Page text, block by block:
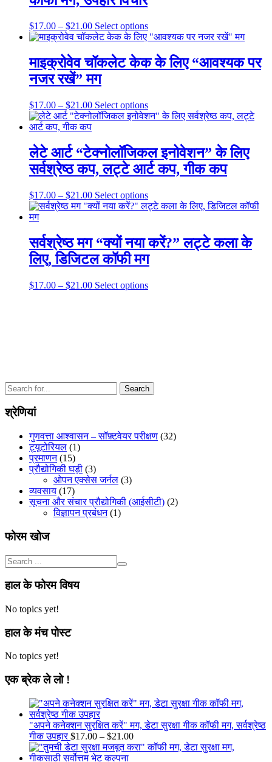
may
be
chosen
on
the
$17.00 – $21.00Price
range:
through
$21.00
Select optionsThis
product
multiple
variants.
may
be
chosen
the
product
page
माइक्रोवेव चॉकलेट केक के लिए “आवश्यक पर
नजर रखें” मग
$17.00 – $21.00Price
range:
$21.00
Select optionsThis
product
variants.
The
options
be
chosen
on
product
page
लेटे आर्ट “टेक्नोलॉजिकल इनोवेशन” के लिए
सर्वश्रेष्ठ कप, लट्टे आर्ट कप, गीक कप
$17.00 – $21.00Price
range:
$21.00
Select optionsThis
product
variants.
The
be
chosen
सर्वश्रेष्ठ मग “क्यों नया करें?” लट्टे कला के
लिए, डिजिटल कॉफी मग
$17.00 – $21.00Price
Select optionsThis
chosen
on
Search
for:
श्रेणियां
गुणवत्ता आश्वासन – सॉफ़्टवेयर परीक्षण (32)
ट्यूटोरियल (1)
प्रमाणन(15)
प्रौद्योगिकी घड़ी (3)
ओपन एक्सेस जर्नल (3)
व्यवसाय (17)
सूचना और संचार प्रौद्योगिकी (आईसीटी) (2)
विज्ञापन प्रबंधन(1)
फोरम खोज
हाल के फोरम विषय
No topics yet!
हाल के मंच पोस्ट
No topics yet!
एक ब्रेक ले लो !
"अपने कनेक्शन सुरक्षित करें" मग, डेटा सुरक्षा गीक कॉफी मग, सर्वश्रेष्ठ
गीक उपहार $17.00 – $21.00Price
range: